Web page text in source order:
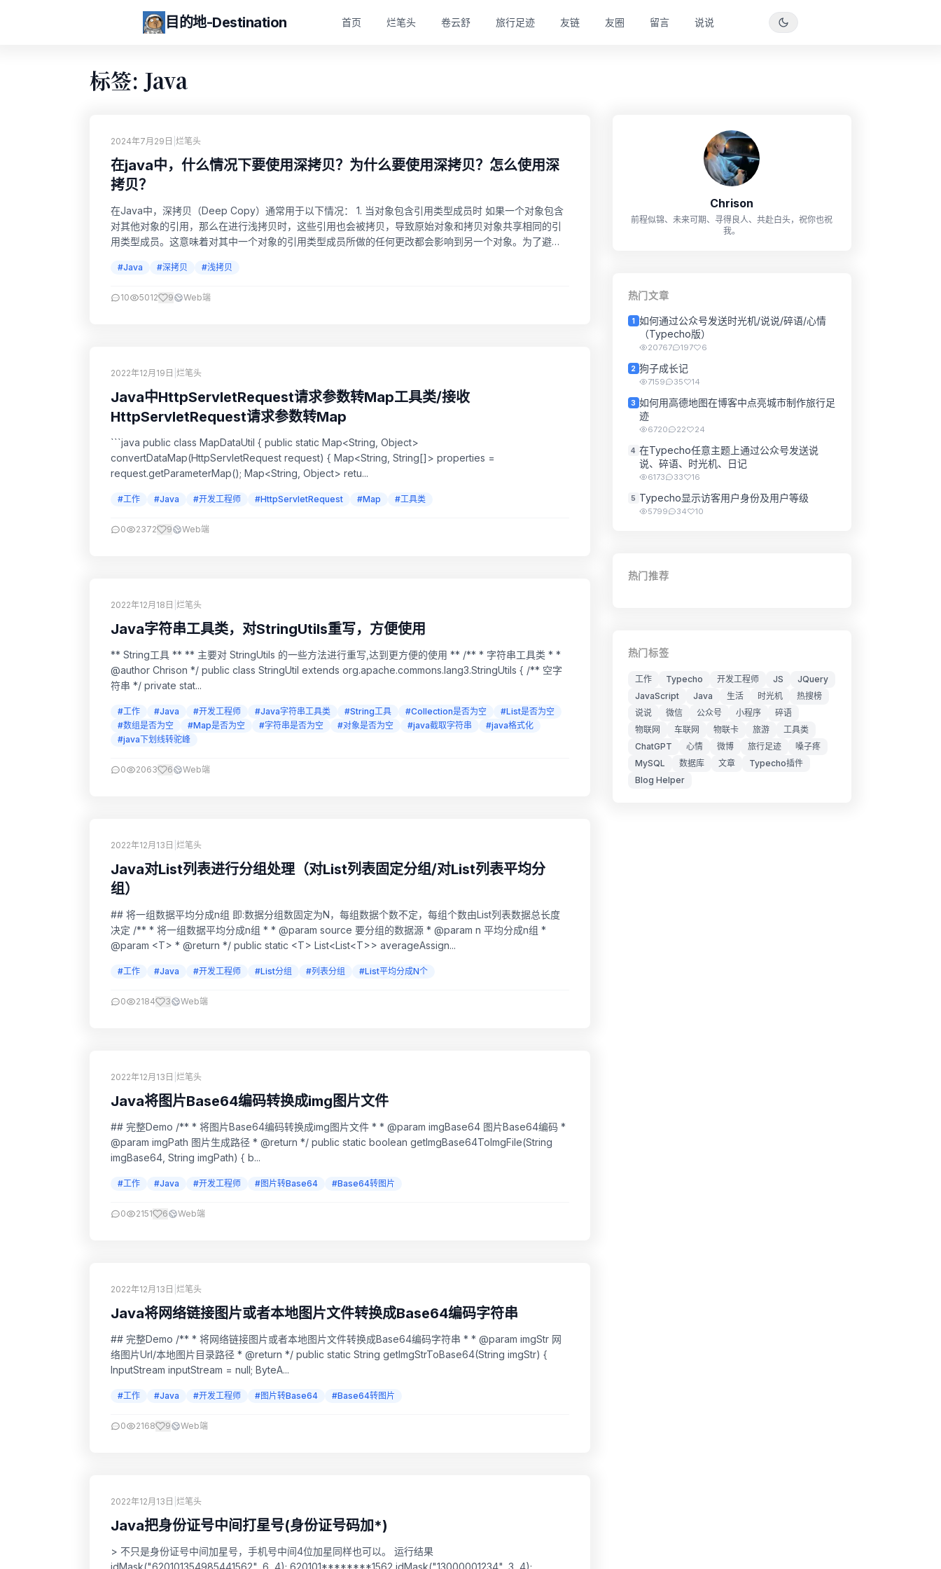
目的地-Destination 首页 烂笔头 卷云舒 旅行足迹 友链 友圈 留言 说说
标签: Java
2024年7月29日 烂笔头
在java中，什么情况下要使用深拷贝？为什么要使用深拷贝？怎么使用深
拷贝？
在Java中，深拷贝（Deep Copy）通常用于以下情况： 1. 当对象包含引用类型成员时 如果一个对象包含
对其他对象的引用，那么在进行浅拷贝时，这些引用也会被拷贝，导致原始对象和拷贝对象共享相同的引
用类型成员。这意味着对其中一个对象的引用类型成员所做的任何更改都会影响到另一个对象。为了避免
态不会...
#Java #深拷贝 #浅拷贝
10 5012 9 Web端
2022年12月19日 烂笔头
Java中HttpServletRequest请求参数转Map工具类/接收
HttpServletRequest请求参数转Map
```java public class MapDataUtil { public static Map<String, Object>
convertDataMap(HttpServletRequest request) { Map<String, String[]> properties =
request.getParameterMap(); Map<String, Object> retu...
#工作 #Java #开发工程师 #HttpServletRequest #Map #工具类
0 2372 9 Web端
2022年12月18日 烂笔头
Java字符串工具类，对StringUtils重写，方便使用
** String工具 ** ** 主要对 StringUtils 的一些方法进行重写,达到更方便的使用 ** /** * 字符串工具类 * *
@author Chrison */ public class StringUtil extends org.apache.commons.lang3.StringUtils { /** 空字
符串 */ private stat...
#工作 #Java #开发工程师 #Java字符串工具类 #String工具 #Collection是否为空
#List是否为空
#数组是否为空
#Map是否为空 #字符串是否为空 #对象是否为空 #java截取字符串
#java格式化
#java下划线转驼峰
0 2063 6 Web端
2022年12月13日 烂笔头
Java对List列表进行分组处理（对List列表固定分组/对List列表平均分
组）
## 将一组数据平均分成n组 即:数据分组数固定为N，每组数据个数不定，每组个数由List列表数据总长度
决定 /** * 将一组数据平均分成n组 * * @param source 要分组的数据源 * @param n 平均分成n组 *
@param <T> * @return */ public static <T> List<List<T>> averageAssign...
#工作 #Java #开发工程师 #List分组 #列表分组 #List平均分成N个
0 2184 3 Web端
2022年12月13日 烂笔头
Java将图片Base64编码转换成img图片文件
## 完整Demo /** * 将图片Base64编码转换成img图片文件 * * @param imgBase64 图片Base64编码 *
@param imgPath 图片生成路径 * @return */ public static boolean getImgBase64ToImgFile(String
imgBase64, String imgPath) { b...
#工作 #Java #开发工程师 #图片转Base64 #Base64转图片
0 2151 6 Web端
2022年12月13日 烂笔头
Java将网络链接图片或者本地图片文件转换成Base64编码字符串
## 完整Demo /** * 将网络链接图片或者本地图片文件转换成Base64编码字符串 * * @param imgStr 网
络图片Url/本地图片目录路径 * @return */ public static String getImgStrToBase64(String imgStr) {
InputStream inputStream = null; ByteA...
#工作 #Java #开发工程师 #图片转Base64 #Base64转图片
0 2168 9 Web端
2022年12月13日 烂笔头
Java把身份证号中间打星号(身份证号码加*)
> 不只是身份证号中间加星号，手机号中间4位加星同样也可以。 运行结果
idMask("620101354985441562", 6, 4); 620101********1562 idMask("13000001234", 3, 4);
Chrison
前程似锦、未来可期、寻得良人、共赴白头，祝你也祝
我。
热门文章
1 如何通过公众号发送时光机/说说/碎语/心情
（Typecho版）
20767 197 6
2 狗子成长记
7159 35 14
3 如何用高德地图在博客中点亮城市制作旅行足
迹
6720 22 24
4 在Typecho任意主题上通过公众号发送说
说、碎语、时光机、日记
6173 33 16
5 Typecho显示访客用户身份及用户等级
5799 34 10
热门推荐
热门标签
工作 Typecho 开发工程师 JS
JQuery
JavaScript
Java 生活 时光机
热搜榜
说说
微信 公众号 小程序
碎语
物联网
车联网 物联卡 旅游
工具类
ChatGPT
心情 微博 旅行足迹
嗓子疼
MySQL
数据库 文章
Typecho插件
Blog Helper